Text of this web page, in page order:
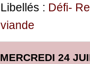
Libellés : Défi-
viande
MERCREDI 24